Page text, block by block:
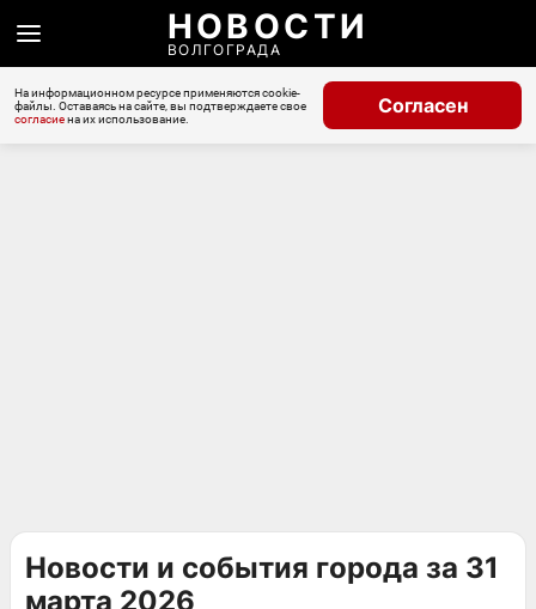
НОВОСТИ
ВОЛГОГРАДА
На информационном ресурсе применяются cookie-
файлы. Оставаясь на сайте, вы подтверждаете свое
согласиена их использование.
Согласен
Новости и события города за 31
марта 2026